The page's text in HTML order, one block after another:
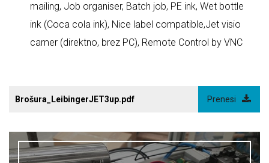
mailing, Job organiser, Batch job, PE ink, Wet bottle
ink (Coca cola ink), Nice label compatible,Jet visio
camer (direktno, brez PC), Remote Control by VNC
Brošura_LeibingerJET3up.pdf Prenesi